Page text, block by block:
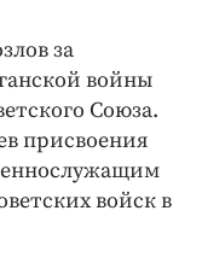
за
войны
Союза.
присвоения
войск в